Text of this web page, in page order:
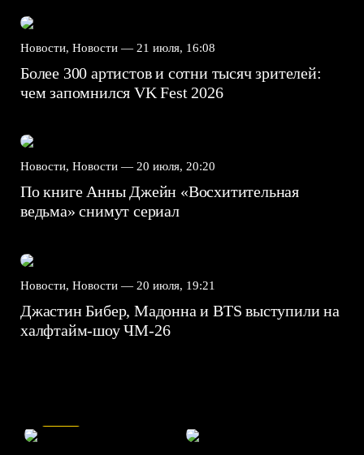
Новости, Новости — 21 июля, 16:08
Более 300 артистов и сотни тысяч зрителей:
чем запомнился VK Fest 2026
Новости, Новости — 20 июля, 20:20
По книге Анны Джейн «Восхитительная
ведьма» снимут сериал
Новости, Новости — 20 июля, 19:21
Джастин Бибер, Мадонна и BTS выступили на
халфтайм-шоу ЧМ-26